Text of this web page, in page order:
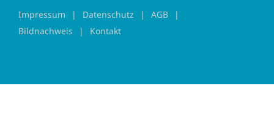
Impressum Datenschutz
AGB
Bildnachweis
Kontakt